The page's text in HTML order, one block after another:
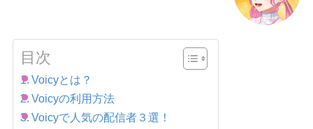
目次
Voicyとは？
Voicyの利用方法
Voicyで人気の配信者３選！